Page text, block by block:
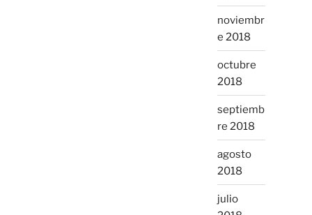
noviembr
e 2018
octubre
2018
septiemb
re 2018
agosto
2018
julio